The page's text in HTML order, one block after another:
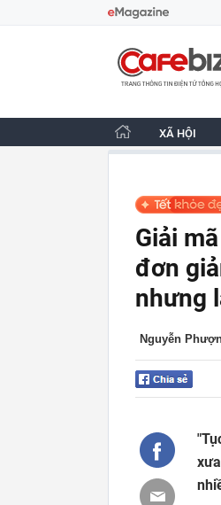
CafeBiz - Trang chủ
XÃ HỘI
Giải
đơn
nhưng
Nguyễn